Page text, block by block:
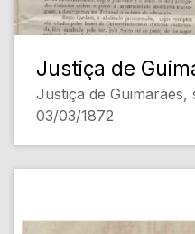
Justiça de
Justiça de Guimarães,
03/03/1872